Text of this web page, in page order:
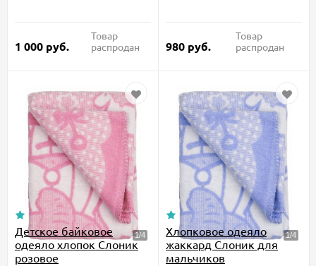
1 000 руб.
Товар
распродан
980 руб.
Товар
распродан
Детское байковое
одеяло хлопок Слоник
розовое
Хлопковое одеяло
жаккард Слоник для
мальчиков